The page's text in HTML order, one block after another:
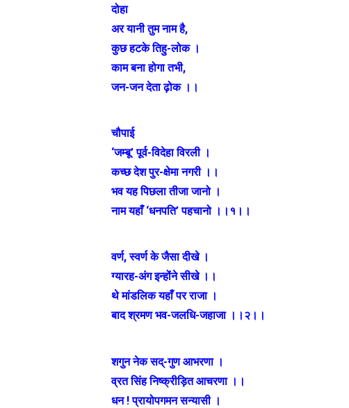
दोहा
अर यानी तुम नाम है,
कुछ हटके तिहु-लोक ।
काम बना होगा तभी,
जन-जन देता ढ़ोक ।।
चौपाई
‘जम्बू’ पूर्व-विदेहा विरली ।
कच्छ देश पुर-क्षेमा नगरी ।।
भव यह पिछला तीजा जानो ।
नाम यहाँ ‘धनपति’ पहचानो ।।१।।
वर्ण, स्वर्ण के जैसा दीखे ।
ग्यारह-अंग इन्होंने सीखे ।।
थे मांडलिक यहाँ पर राजा ।
बाद श्रमण भव-जलधि-जहाजा ।।२।।
शगुन नेक सद्‌-गुण आभरणा ।
व्रत सिंह निष्क्रीड़ित आचरणा ।।
धन ! प्रायोपगमन सन्यासी ।